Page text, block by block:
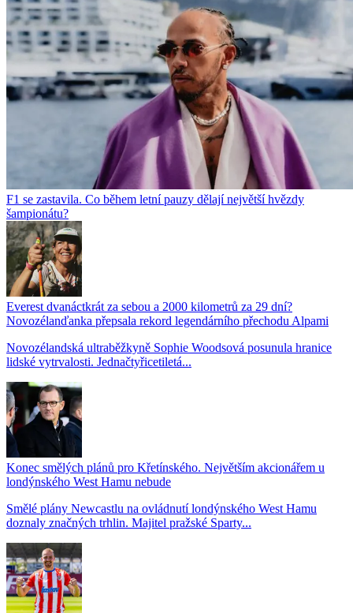
F1 se zastavila. Co během letní pauzy dělají největší hvězdy
šampionátu?
Everest dvanáctkrát za sebou a 2000 kilometrů za 29 dní?
Novozélanďanka přepsala rekord legendárního přechodu Alpami
Novozélandská ultraběžkyně Sophie Woodsová posunula hranice
lidské vytrvalosti. Jednačtyřicetiletá...
Konec smělých plánů pro Křetínského. Největším akcionářem u
londýnského West Hamu nebude
Smělé plány Newcastlu na ovládnutí londýnského West Hamu
doznaly značných trhlin. Majitel pražské Sparty...